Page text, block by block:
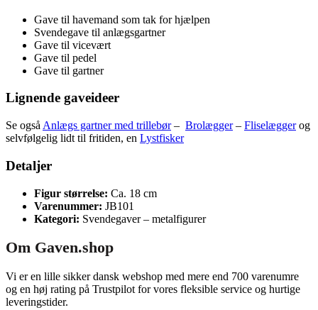
Gave til havemand som tak for hjælpen
Svendegave til anlægsgartner
Gave til vicevært
Gave til pedel
Gave til gartner
Lignende gaveideer
Se også Anlægs gartner med trillebør– Brolægger– Fliselæggerog
selvfølgelig lidt til fritiden, en Lystfisker
Detaljer
Figur størrelse: Ca. 18 cm
Varenummer: JB101
Kategori: Svendegaver – metalfigurer
Om Gaven.shop
Vi er en lille sikker dansk webshop med mere end 700 varenumre
og en høj rating på Trustpilot for vores fleksible service og hurtige
leveringstider.